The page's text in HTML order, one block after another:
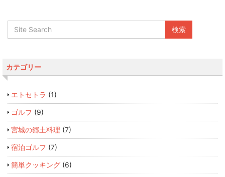
カテゴリー
エトセトラ (1)
ゴルフ (9)
宮城の郷土料理 (7)
宿泊ゴルフ (7)
簡単クッキング (6)